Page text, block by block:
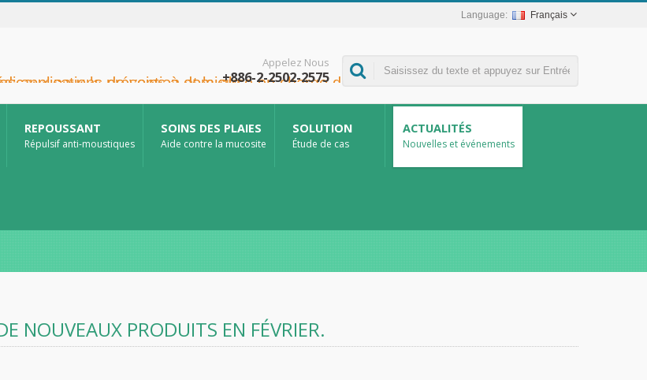
Français
protection des plaies à domicile. Nous proposons également une gamme plus étendue de dispositifs médicaux pour la prévention et la prise en charge du diabète, la prévention des maladies transmises par les moustiques et d'autres applications de soins à domicile.
Appelez Nous
+886-2-2502-2575
REPOUSSANT
Répulsif anti-moustiques
SOINS DES PLAIES
Aide contre la mucosite
SOLUTION
Étude de cas
ACTUALITÉS
Nouvelles et événements
NOUVEAUX PRODUITS EN FÉVRIER.